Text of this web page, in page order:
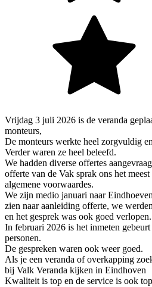
Vrijdag 3 juli 2026 is de veranda
monteurs,
De monteurs werkte heel zorgvuldig
Verder waren ze heel beleefd.
We hadden diverse offertes
offerte van de Vak sprak ons het
algemene voorwaardes.
We zijn medio januari naar
zien naar aanleiding offerte, we
en het gesprek was ook goed verlopen.
In februari 2026 is het inmeten
personen.
De gespreken waren ook weer goed.
Als je een veranda of overkapping
bij Valk Veranda kijken in Eindhoven
Kwaliteit is top en de service is ook